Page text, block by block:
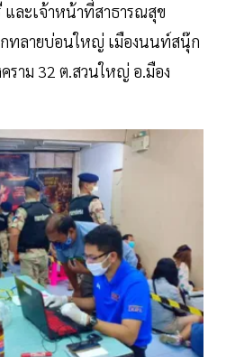
และเจ้าหน้าที่สาธารณสุข
ทลายบ่อนใหญ่ เมืองนนท์สนุ๊ก
ราม 32 ต.สวนใหญ่ อ.มือง